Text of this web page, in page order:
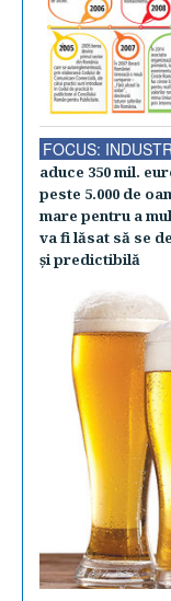
FOCUS:
aduce 350 mil.
peste 5.000 de
mare pentru a
va fi lăsat să se
şi predictibilă